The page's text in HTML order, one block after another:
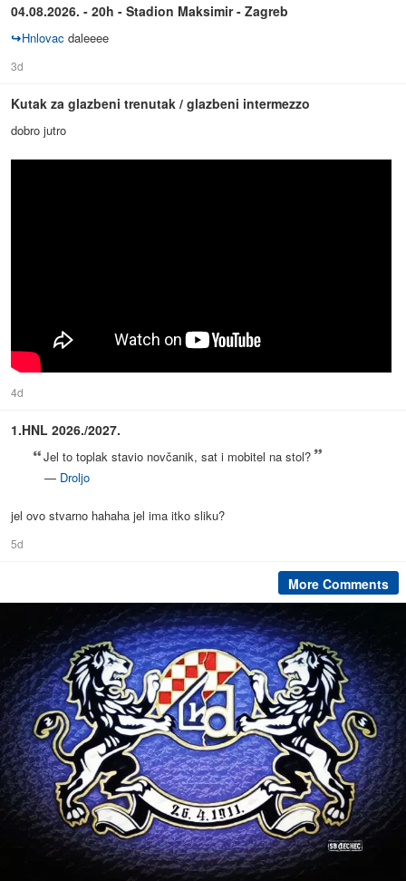
04.08.2026. - 20h - Stadion Maksimir - Zagreb
↪Hnlovac daleeee
3d
Kutak za glazbeni trenutak / glazbeni intermezzo
dobro jutro
4d
1.HNL 2026./2027.
Jel to toplak stavio novčanik, sat i mobitel na stol?
— Droljo
jel ovo stvarno hahaha jel ima itko sliku?
5d
More Comments